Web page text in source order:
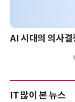
IT 많이 본 뉴스